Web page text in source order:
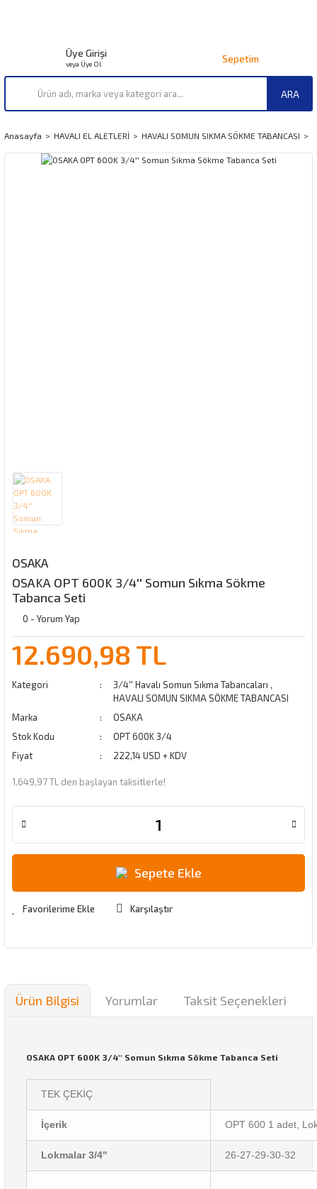
ARA
Üye Girişi
veya Üye Ol Sepetim
Anasayfa HAVALI EL ALETLERİ HAVALI SOMUN SIKMA SÖKME TABANCASI
OSAKA
OSAKA OPT 600K 3/4'' Somun Sıkma Sökme
Tabanca Seti
0 - Yorum Yap
12.690,98 TL
Kategori 3/4'' Havalı Somun Sıkma Tabancaları ,
HAVALI SOMUN SIKMA SÖKME TABANCASI
Marka
OSAKA
Stok Kodu
OPT 600K 3/4
Fiyat
222,14 USD + KDV
1.649,97 TL den başlayan taksitlerle!
Sepete Ekle
Karşılaştır
Ürün Bilgisi Yorumlar Taksit Seçenekleri
OSAKA OPT 600K 3/4'' Somun Sıkma Sökme Tabanca Seti
TEK ÇEKİÇ
İçerik OPT 600 1 adet,
Lokmalar 3/4" 26-27-29-30-32